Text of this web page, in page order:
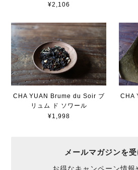
¥2,106
CHA YUAN Brume du Soir ブ
リュム ド ソワール
¥1,998
CHA
メールマガジンを